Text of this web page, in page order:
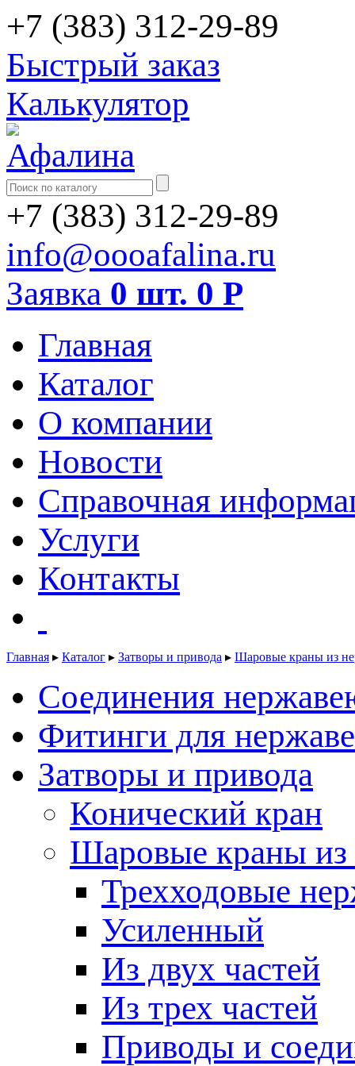
+7 (383) 312-29-89
Быстрый заказ
Калькулятор
+7 (383) 312-29-89
info@oooafalina.ru
Заявка 0 шт. 0 Р
Главная
Каталог
О компании
Новости
Справочная
Услуги
Контакты
Главная ▸ Каталог ▸ Затворы и привода ▸ Шаровые краны из
Соединения
Фитинги для
Затворы и привода
Конический кран
Шаровые краны
Трехходовые
Усиленный
Из двух частей
Из трех частей
Приводы и